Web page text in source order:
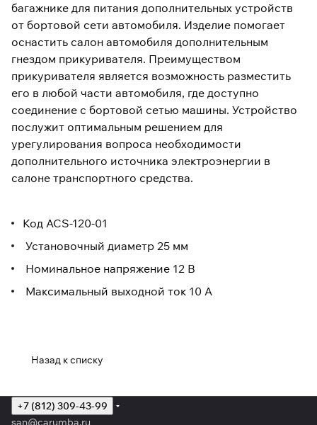
багажнике для питания дополнительных устройств
от бортовой сети автомобиля. Изделие помогает
оснастить салон автомобиля дополнительным
гнездом прикуривателя. Преимуществом
прикуривателя является возможность разместить
его в любой части автомобиля, где доступно
соединение с бортовой сетью машины. Устройство
послужит оптимальным решением для
урегулирования вопроса необходимости
дополнительного источника электроэнергии в
салоне транспортного средства.
Код ACS-120-01
Установочный диаметр 25 мм
Номинальное напряжение 12 В
Максимальный выходной ток 10 А
Назад к списку
+7 (812) 309-43-99
san@carumba.ru